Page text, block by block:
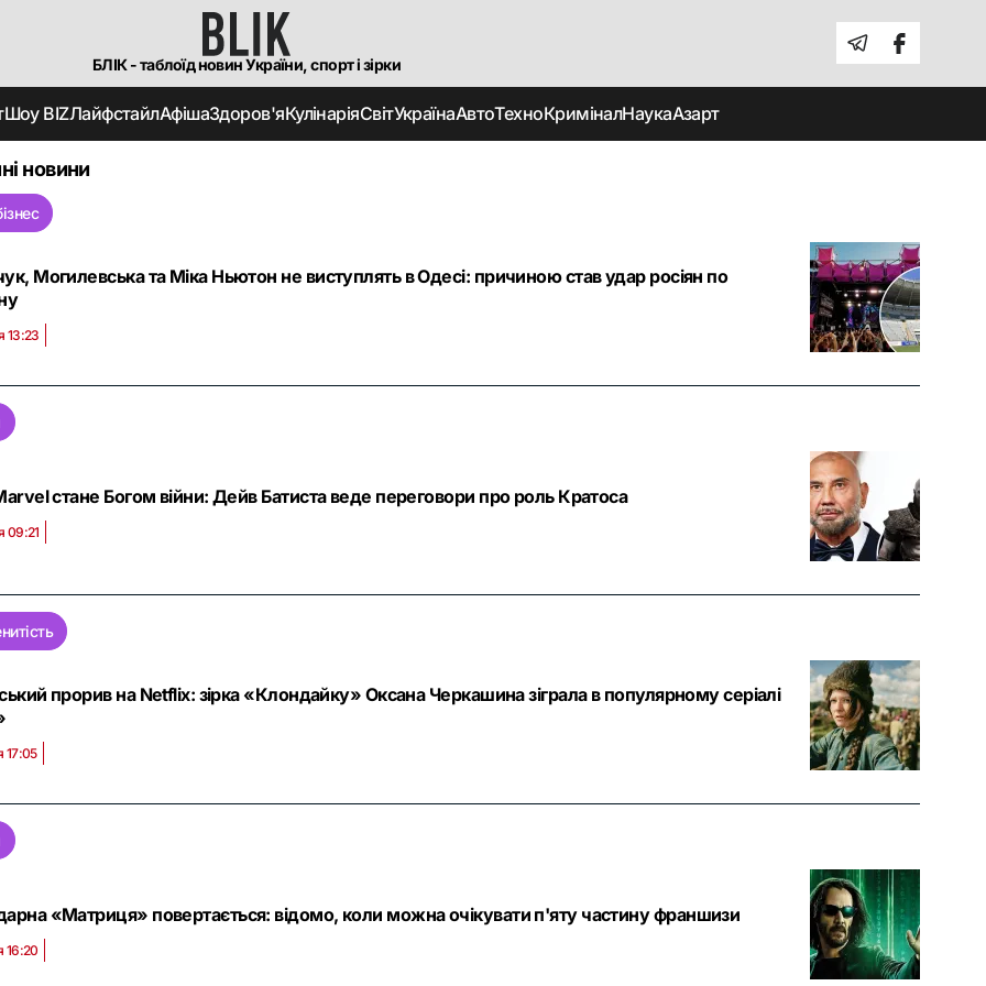
БЛІК - таблоїд новин України, спорт і зірки
Шоу BIZЛайфстайлАфішаЗдоров'яКулінаріяСвітУкраїнаАвтоТехноКриміналНаукаАзарт
новини
Могилевська та Міка Ньютон не виступлять в Одесі: причиною став удар росіян по
13:23
стане Богом війни: Дейв Батиста веде переговори про роль Кратоса
09:21
прорив на Netflix: зірка «Клондайку» Оксана Черкашина зіграла в популярному серіалі
17:05
«Матриця» повертається: відомо, коли можна очікувати п'яту частину франшизи
16:20